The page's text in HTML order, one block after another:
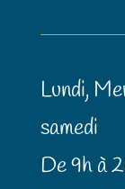
Lundi,
samedi
De 9h à